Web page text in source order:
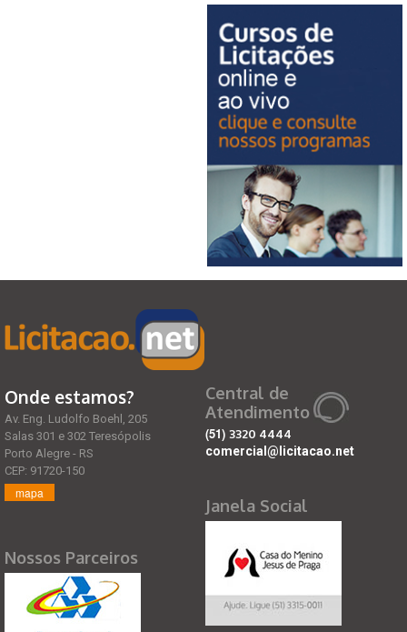
Onde estamos?
Av. Eng. Ludolfo Boehl, 205
Salas 301 e 302 Teresópolis
Porto Alegre - RS
CEP: 91720-150
mapa
Nossos Parceiros
Central de
Atendimento
(51) 3320 4444
comercial@licitacao.net
Janela Social